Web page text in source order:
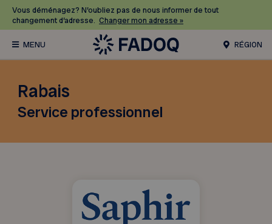
Vous déménagez? N’oubliez pas de nous informer de tout
changement d’adresse. Changer mon adresse »
RÉGION
Rabais
Service professionnel